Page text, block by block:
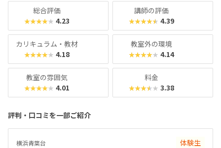
総合評価
★★★★★ 4.23
講師の評価
★★★★★ 4.39
カリキュラム・教材
★★★★★ 4.18
教室外の環境
★★★★★ 4.14
教室の雰囲気
★★★★★ 4.01
料金
★★★★★ 3.38
評判・口コミを一部ご紹介
横浜青葉台 体験生